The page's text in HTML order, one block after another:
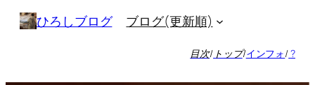
ひろしブログ ブログ(更新順)
目次/ トップ/インフォ/?